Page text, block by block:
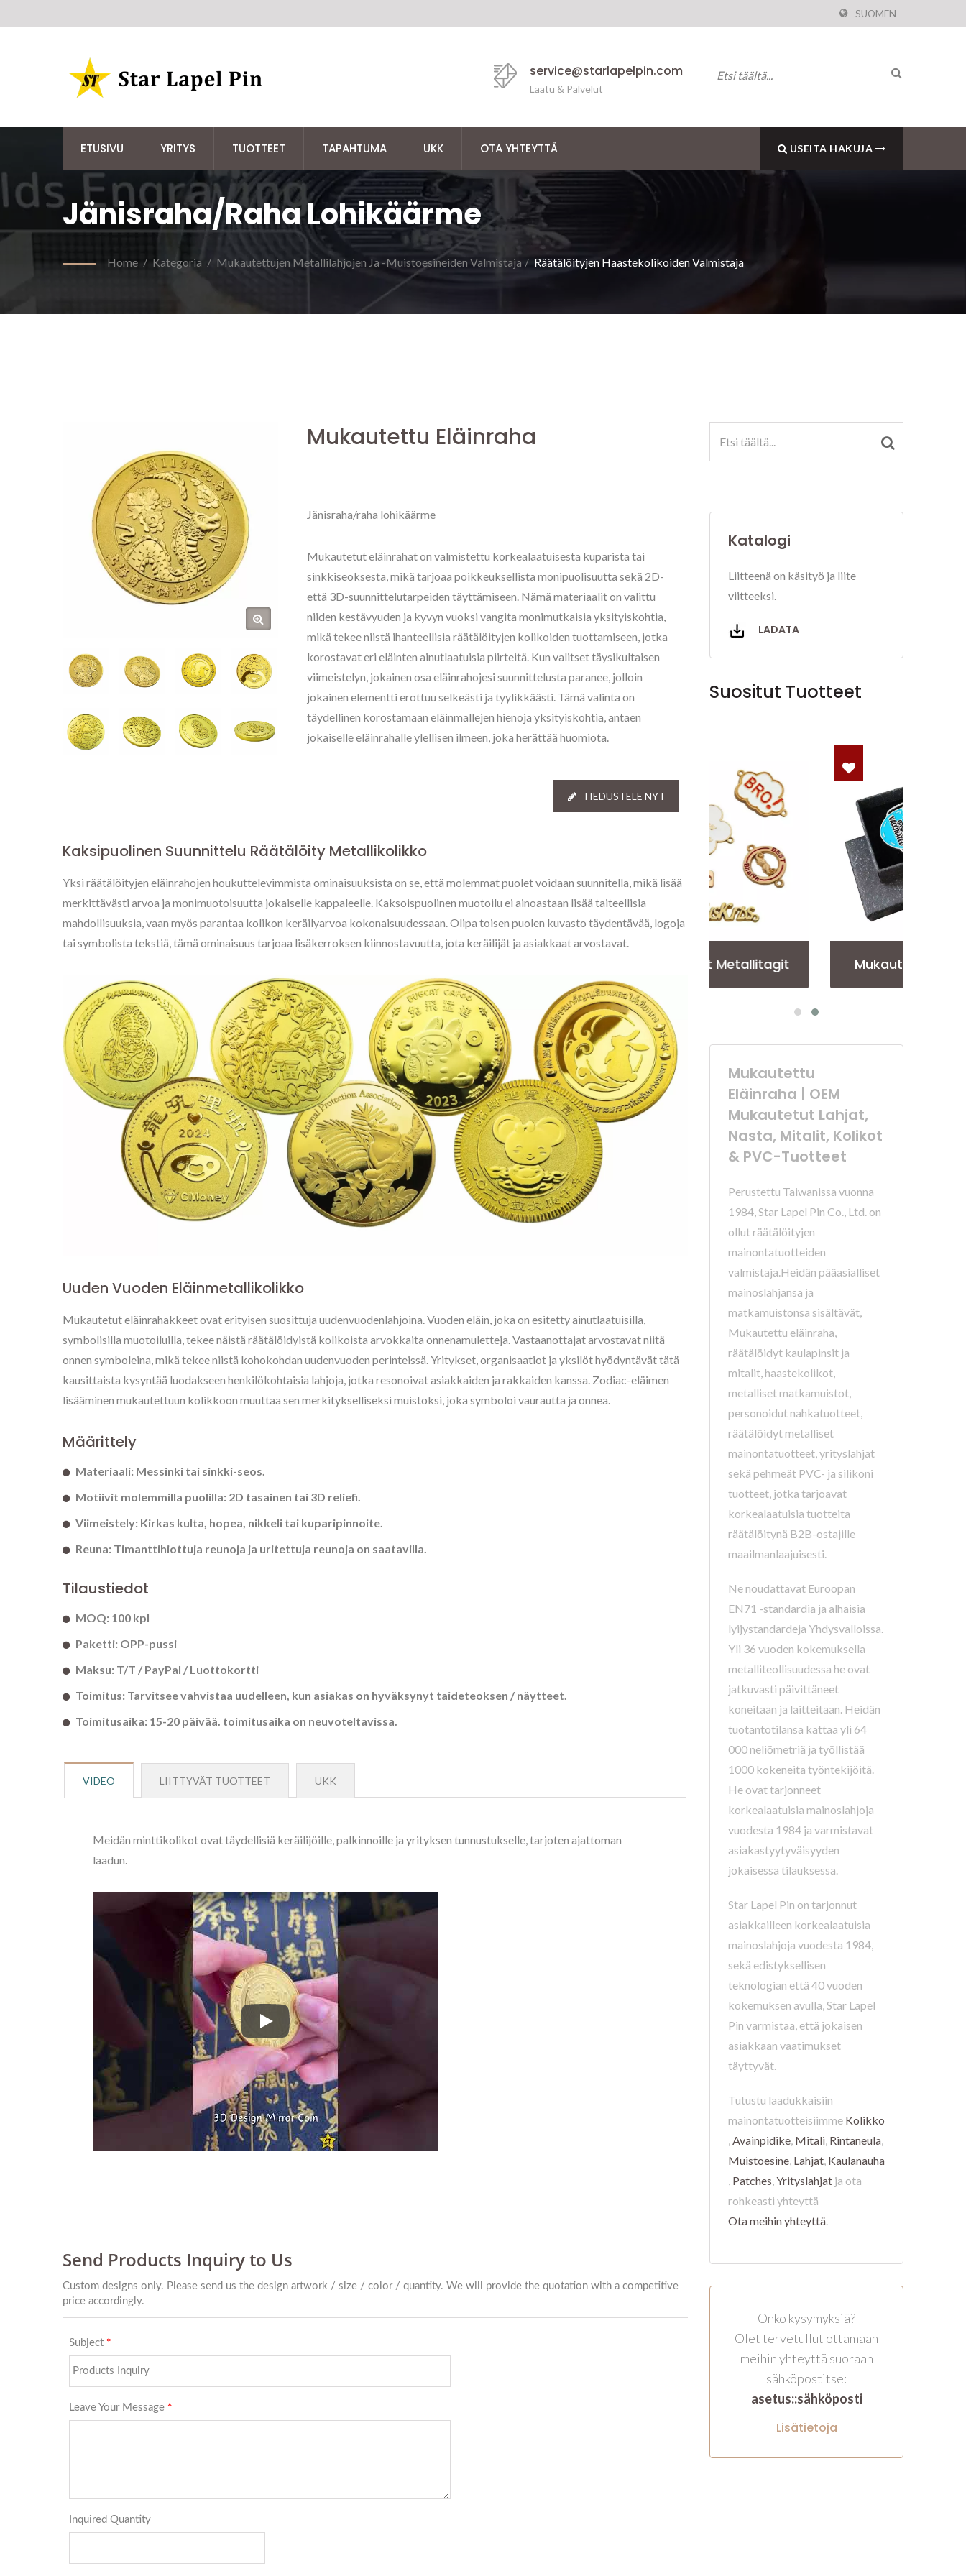
SUOMEN
service@starlapelpin.com
Laatu & Palvelut
ETUSIVU YRITYS TUOTTEET TAPAHTUMA UKK OTA YHTEYTTÄ USEITA HAKUJA
Jänisraha/raha Lohikäärme
Home / Kategoria / Mukautettujen Metallilahjojen Ja -muistoesineiden Valmistaja / Räätälöityjen Haastekolikoiden Valmistaja
Mukautettu Eläinraha
Jänisraha/raha lohikäärme
Mukautetut eläinrahat on valmistettu korkealaatuisesta kuparista tai
sinkkiseoksesta, mikä tarjoaa poikkeuksellista monipuolisuutta sekä 2D-
että 3D-suunnittelutarpeiden täyttämiseen. Nämä materiaalit on valittu
niiden kestävyuden ja kyvyn vuoksi vangita monimutkaisia yksityiskohtia,
mikä tekee niistä ihanteellisia räätälöityjen kolikoiden tuottamiseen, jotka
korostavat eri eläinten ainutlaatuisia piirteitä. Kun valitset täysikultaisen
viimeistelyn, jokainen osa eläinrahojesi suunnittelusta paranee, jolloin
jokainen elementti erottuu selkeästi ja tyylikkäästi. Tämä valinta on
täydellinen korostamaan eläinmallejen hienoja yksityiskohtia, antaen
jokaiselle eläinrahalle ylellisen ilmeen, joka herättää huomiota.
TIEDUSTELE NYT
Kaksipuolinen Suunnittelu Räätälöity Metallikolikko
Yksi räätälöityjen eläinrahojen houkuttelevimmista ominaisuuksista on se, että molemmat puolet voidaan suunnitella, mikä lisää
merkittävästi arvoa ja monimuotoisuutta jokaiselle kappaleelle. Kaksoispuolinen muotoilu ei ainoastaan lisää taiteellisia
mahdollisuuksia, vaan myös parantaa kolikon keräilyarvoa kokonaisuudessaan. Olipa toisen puolen kuvasto täydentävää, logoja
tai symbolista tekstiä, tämä ominaisuus tarjoaa lisäkerroksen kiinnostavuutta, jota keräilijät ja asiakkaat arvostavat.
Uuden Vuoden Eläinmetallikolikko
Mukautetut eläinrahakkeet ovat erityisen suosittuja uudenvuodenlahjoina. Vuoden eläin, joka on esitetty ainutlaatuisilla,
symbolisilla muotoiluilla, tekee näistä räätälöidyistä kolikoista arvokkaita onnenamuletteja. Vastaanottajat arvostavat niitä
onnen symboleina, mikä tekee niistä kohokohdan uudenvuoden perinteissä. Yritykset, organisaatiot ja yksilöt hyödyntävät tätä
kausittaista kysyntää luodakseen henkilökohtaisia lahjoja, jotka resonoivat asiakkaiden ja rakkaiden kanssa. Zodiac-eläimen
lisääminen mukautettuun kolikkoon muuttaa sen merkitykselliseksi muistoksi, joka symboloi vaurautta ja onnea.
Määrittely
Materiaali: Messinki tai sinkki-seos.
Motiivit molemmilla puolilla: 2D tasainen tai 3D reliefi.
Viimeistely: Kirkas kulta, hopea, nikkeli tai kuparipinnoite.
Reuna: Timanttihiottuja reunoja ja uritettuja reunoja on saatavilla.
Tilaustiedot
MOQ: 100 kpl
Paketti: OPP-pussi
Maksu: T/T / PayPal / Luottokortti
Toimitus: Tarvitsee vahvistaa uudelleen, kun asiakas on hyväksynyt taideteoksen / näytteet.
Toimitusaika: 15-20 päivää. toimitusaika on neuvoteltavissa.
VIDEO LIITTYVÄT TUOTTEET UKK
Meidän minttikolikot ovat täydellisiä keräilijöille, palkinnoille ja yrityksen tunnustukselle, tarjoten ajattoman
laadun.
Meidän minttikolikot ovat täydellisiä keräilijöille, palkinnoille ja yrityksen tunnustukselle, tarjoten ajattoman laadun.
Katalogi
Liitteenä on käsityö ja liite
viitteeksi.
LADATA
Suositut Tuotteet
Mukautettu Kaulapinni
Mukautettu
Eläinraha | OEM
Mukautetut Lahjat,
Nasta, Mitalit, Kolikot
& PVC-Tuotteet
Perustettu Taiwanissa vuonna
1984, Star Lapel Pin Co., Ltd. on
ollut räätälöityjen
mainontatuotteiden
valmistaja.Heidän pääasialliset
mainoslahjansa ja
matkamuistonsa sisältävät,
Mukautettu eläinraha,
räätälöidyt kaulapinsit ja
mitalit, haastekolikot,
metalliset matkamuistot,
personoidut nahkatuotteet,
räätälöidyt metalliset
mainontatuotteet, yrityslahjat
sekä pehmeät PVC- ja silikoni
tuotteet, jotka tarjoavat
korkealaatuisia tuotteita
räätälöitynä B2B-ostajille
maailmanlaajuisesti.
Ne noudattavat Euroopan
EN71 -standardia ja alhaisia
lyijystandardeja Yhdysvalloissa.
Yli 36 vuoden kokemuksella
metalliteollisuudessa he ovat
jatkuvasti päivittäneet
koneitaan ja laitteitaan. Heidän
tuotantotilansa kattaa yli 64
000 neliömetriä ja työllistää
1000 kokeneita työntekijöitä.
He ovat tarjonneet
korkealaatuisia mainoslahjoja
vuodesta 1984 ja varmistavat
asiakastyytyväisyyden
jokaisessa tilauksessa.
Star Lapel Pin on tarjonnut
asiakkailleen korkealaatuisia
mainoslahjoja vuodesta 1984,
sekä edistyksellisen
teknologian että 40 vuoden
kokemuksen avulla, Star Lapel
Pin varmistaa, että jokaisen
asiakkaan vaatimukset
täyttyvät.
Tutustu laadukkaisiin
mainontatuotteisiimme Kolikko
,Avainpidike, Mitali, Rintaneula,
Muistoesine, Lahjat, Kaulanauha
, Patches,Yrityslahjat ja ota
rohkeasti yhteyttä
Ota meihin yhteyttä.
Onko kysymyksiä?
Olet tervetullut ottamaan
meihin yhteyttä suoraan
sähköpostitse:
asetus::sähköposti
Lisätietoja